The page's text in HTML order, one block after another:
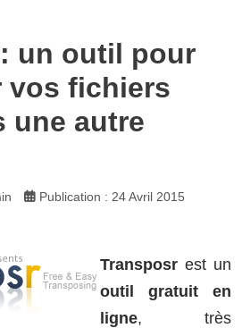
un outil pour
vos fichiers
une autre
Publication : 24 Avril 2015
Transposr est un
outil gratuit en
ligne, très